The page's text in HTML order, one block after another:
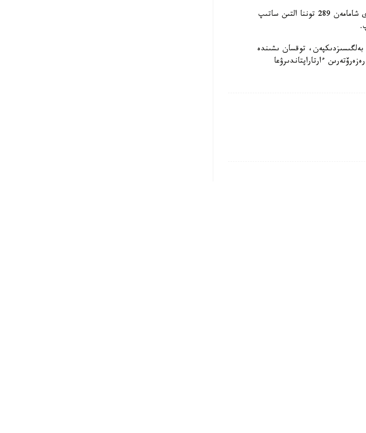
جالپى العاندا، ءساۋىر مەن ماۋسىم ايلارى ارالىعىندا الەمنىڭ ورتالىق بانكتەرى شامامەن 289 توننا التىن ساتىپ
توقسان ىشىندە
ءارتاراپتاندىرۋعا